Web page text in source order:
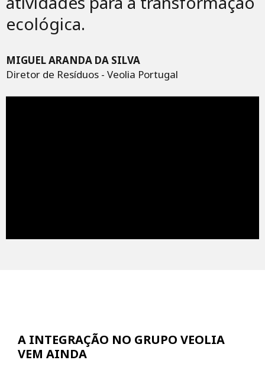
ecológica.
MIGUEL ARANDA DA SILVA
Diretor de Resíduos - Veolia Portugal
A INTEGRAÇÃO NO GRUPO VEOLIA
VEM AINDA